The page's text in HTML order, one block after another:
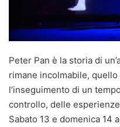
Peter Pan è la storia di
rimane incolmabile, quello
l’inseguimento di un
controllo, delle
Sabato 13 e domenica 14